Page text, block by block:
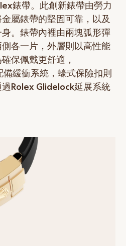
錶帶。此創新錶帶由勞力
屬錶帶的堅固可靠，以及
。錶帶內裡由兩塊弧形彈
各一片，外層則以高性能
保佩戴更舒適，
緩衝系統，蠔式保險扣則
Rolex Glidelock延展系統